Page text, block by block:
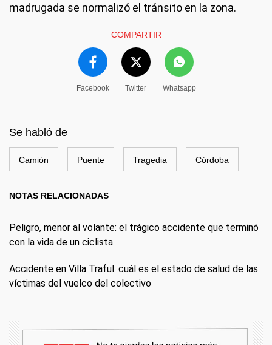
madrugada se normalizó el tránsito en la zona.
COMPARTIR
Facebook Twitter Whatsapp
Se habló de
Camión Puente Tragedia Córdoba
NOTAS RELACIONADAS
Peligro, menor al volante: el trágico accidente que terminó
con la vida de un ciclista
Accidente en Villa Traful: cuál es el estado de salud de las
víctimas del vuelco del colectivo